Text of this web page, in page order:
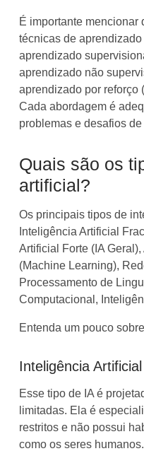
É importante mencionar
técnicas de
aprendizado
aprendizado não
aprendizado por reforço
Cada abordagem é
problemas e desafios de
Quais são os
artificial?
Os principais tipos de
Inteligência Artificial
Artificial Forte (IA
(Machine Learning),
Processamento de
Computacional,
Entenda um pouco
Inteligência
Esse tipo de IA é
limitadas. Ela é
restritos e não possui
como os seres